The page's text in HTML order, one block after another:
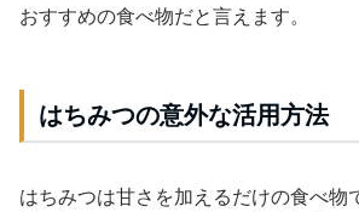
おすすめの食べ物だと言えます。
はちみつの意外な活用方法
はちみつは甘さを加えるだけの食べ物